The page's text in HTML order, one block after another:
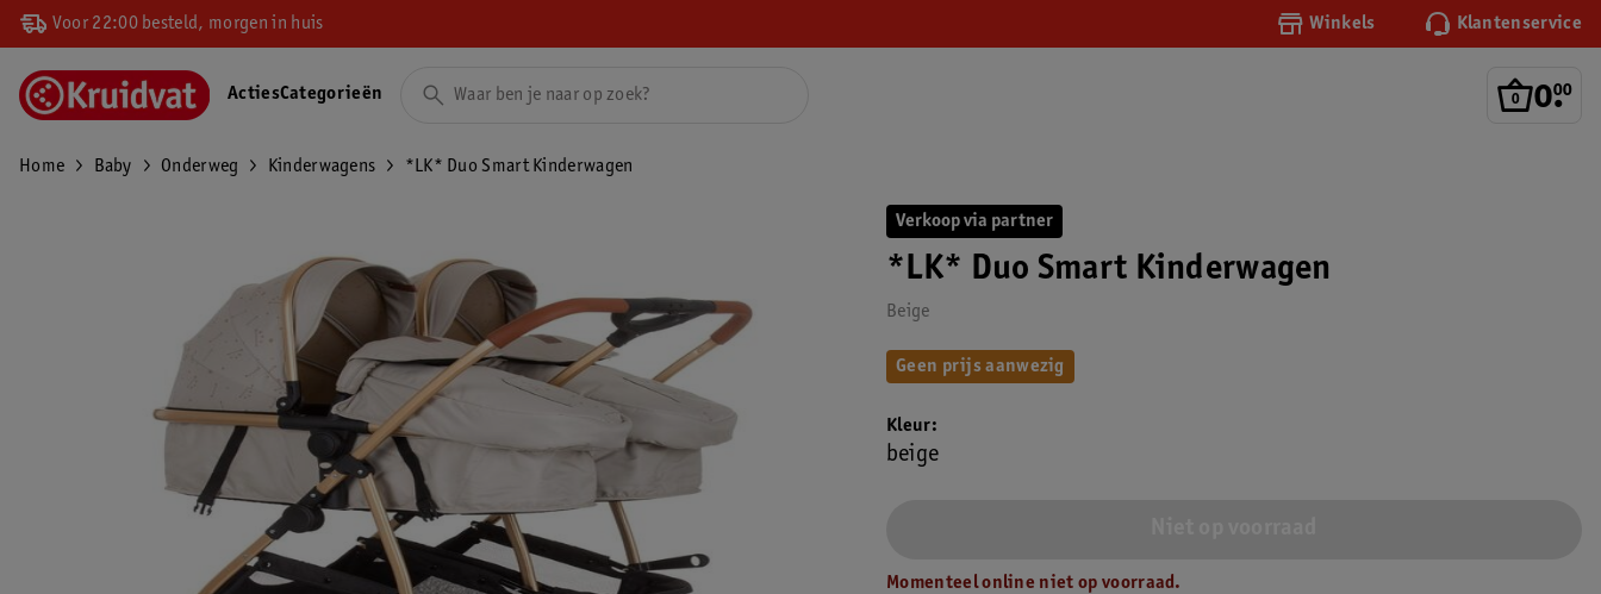
Voor 22:00 besteld, morgen in huis Winkels Klantenservice
0.
00
ActiesCategorieën
Home Baby Onderweg Kinderwagens *LK* Duo Smart Kinderwagen
Verkoop via partner
*LK* Duo Smart Kinderwagen
Beige
Geen prijs aanwezig
Kleur
beige
Momenteel online niet op voorraad.